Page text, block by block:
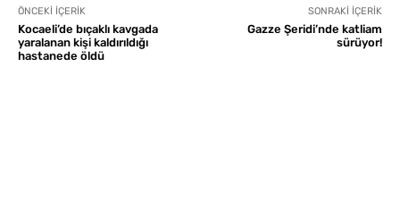
ÖNCEKI İÇERIK
Kocaeli’de bıçaklı kavgada
yaralanan kişi kaldırıldığı
hastanede öldü
SONRAKI İÇERIK
Gazze Şeridi’nde katliam
sürüyor!